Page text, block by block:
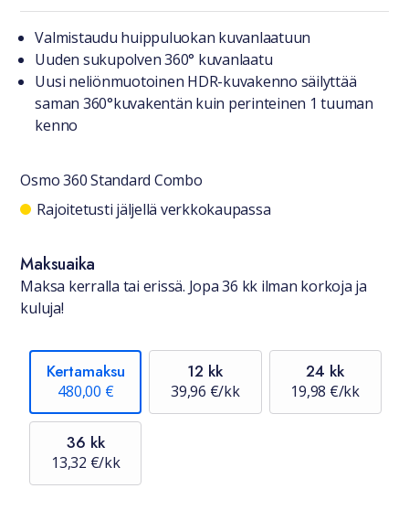
Tuotteesta lyhyesti
Valmistaudu huippuluokan kuvanlaatuun
Uuden sukupolven 360° kuvanlaatu
Uusi neliönmuotoinen HDR-kuvakenno säilyttää
saman 360°kuvakentän kuin perinteinen 1 tuuman
kenno
Osmo 360 Standard Combo
Saatavuustiedot
Rajoitetusti jäljellä verkkokaupassa
Maksuaika
Maksa kerralla tai erissä. Jopa 36 kk ilman korkoja ja
kuluja!
Kertamaksu
480,00 €
12 kk
39,96 €/kk
24 kk
19,98 €/kk
36 kk
13,32 €/kk